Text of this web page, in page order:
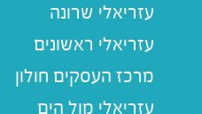
עזריאלי שרונה
עזריאלי ראשונים
מרכז העסקים חולון
עזריאלי מול הים